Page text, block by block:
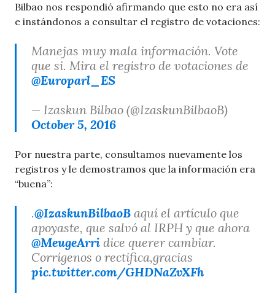
Bilbao nos respondió afirmando que esto no era así
e instándonos a consultar el registro de votaciones:
Manejas muy mala información. Vote
que si. Mira el registro de votaciones de
@Europarl_ES
— Izaskun Bilbao (@IzaskunBilbaoB)
October 5, 2016
Por nuestra parte, consultamos nuevamente los
registros y le demostramos que la información era
“buena”:
.@IzaskunBilbaoB aquí el artículo que
apoyaste, que salvó al IRPH y que ahora
@MeugeArri dice querer cambiar.
Corrígenos o rectifica,gracias
pic.twitter.com/GHDNaZvXFh